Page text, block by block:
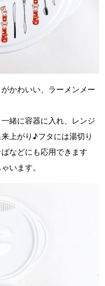
かわいい、ラーメンメー
緒に容器に入れ、レンジ
上がり♪フタには湯切り
などにも応用できます
います。